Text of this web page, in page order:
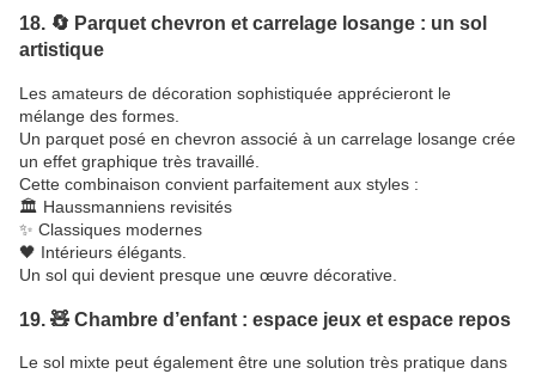
18. 🔄 Parquet chevron et carrelage losange : un sol
artistique
Les amateurs de décoration sophistiquée apprécieront le
mélange des formes.
Un parquet posé en chevron associé à un carrelage losange crée
un effet graphique très travaillé.
Cette combinaison convient parfaitement aux styles :
🏛️ Haussmanniens revisités
✨ Classiques modernes
🖤 Intérieurs élégants.
Un sol qui devient presque une œuvre décorative.
19. 🧸 Chambre d’enfant : espace jeux et espace repos
Le sol mixte peut également être une solution très pratique dans